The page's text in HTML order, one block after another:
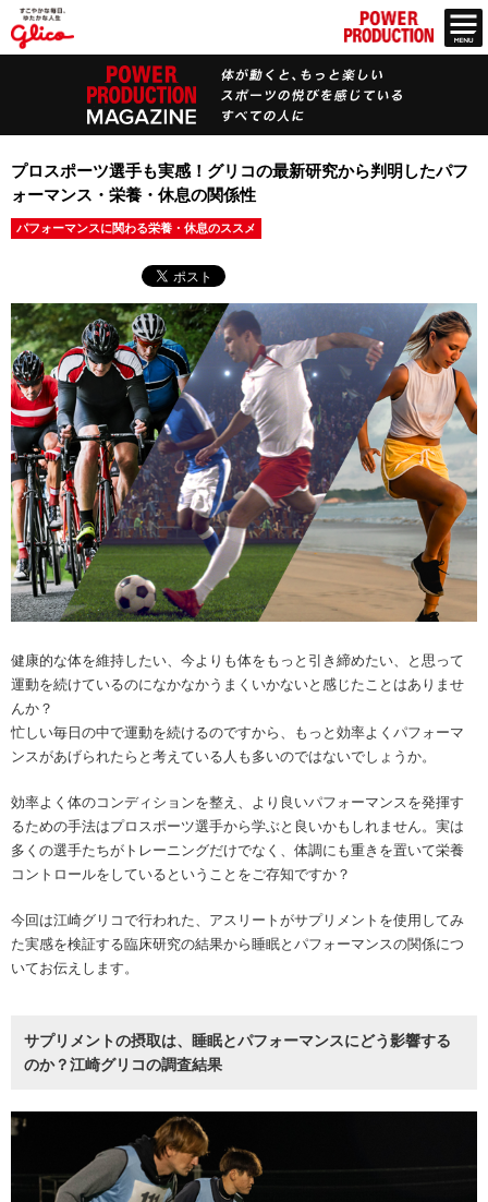
プロスポーツ選手も実感！グリコの最新研究から判明したパフ
ォーマンス・栄養・休息の関係性
パフォーマンスに関わる栄養・休息のススメ
健康的な体を維持したい、今よりも体をもっと引き締めたい、と思って
運動を続けているのになかなかうまくいかないと感じたことはありませ
んか？
忙しい毎日の中で運動を続けるのですから、もっと効率よくパフォーマ
ンスがあげられたらと考えている人も多いのではないでしょうか。
効率よく体のコンディションを整え、より良いパフォーマンスを発揮す
るための手法はプロスポーツ選手から学ぶと良いかもしれません。実は
多くの選手たちがトレーニングだけでなく、体調にも重きを置いて栄養
コントロールをしているということをご存知ですか？
今回は江崎グリコで行われた、アスリートがサプリメントを使用してみ
た実感を検証する臨床研究の結果から睡眠とパフォーマンスの関係につ
いてお伝えします。
サプリメントの摂取は、睡眠とパフォーマンスにどう影響する
のか？江崎グリコの調査結果